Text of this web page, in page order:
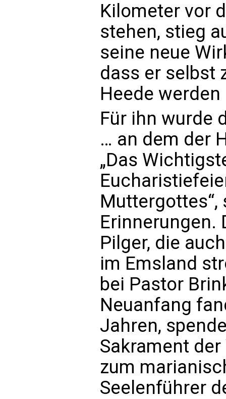
Kilometer vor
stehen, stieg
seine neue
dass er selbst
Heede
Für ihn wurde
… an dem der
„Das
Erinnerungen.
Pilger, die
im Emsland
bei Pastor
Neuanfang
Jahren,
Sakrament
zum
Seelenführer